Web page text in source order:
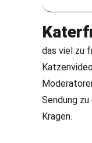
das viel zu
Sendung
Kragen.